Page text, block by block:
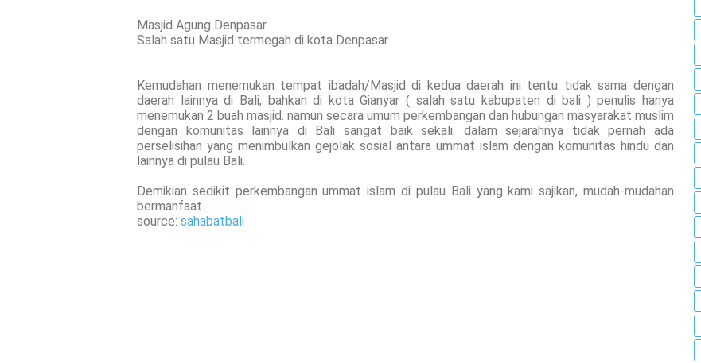
Masjid Agung Denpasar
Salah satu Masjid termegah di kota Denpasar
Kemudahan menemukan tempat ibadah/Masjid di kedua daerah ini tentu tidak sama dengan
daerah lainnya di Bali, bahkan di kota Gianyar ( salah satu kabupaten di bali ) penulis hanya
menemukan 2 buah masjid. namun secara umum perkembangan dan hubungan masyarakat muslim
dengan komunitas lainnya di Bali sangat baik sekali. dalam sejarahnya tidak pernah ada
perselisihan yang menimbulkan gejolak sosial antara ummat islam dengan komunitas hindu dan
lainnya di pulau Bali.
Demikian sedikit perkembangan ummat islam di pulau Bali yang kami sajikan, mudah-mudahan
bermanfaat.
source: sahabatbali